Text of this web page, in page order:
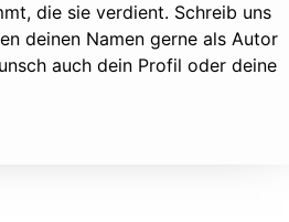
die sie verdient. Schreib uns
deinen Namen gerne als Autor
auch dein Profil oder deine